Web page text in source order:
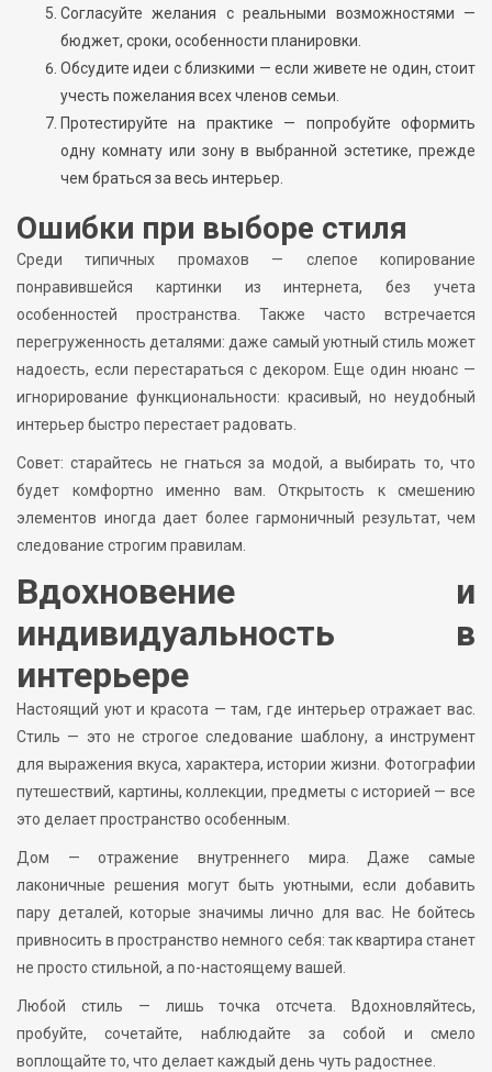
Согласуйте желания с реальными возможностями —
бюджет, сроки, особенности планировки.
Обсудите идеи с близкими — если живете не один, стоит
учесть пожелания всех членов семьи.
Протестируйте на практике — попробуйте оформить
одну комнату или зону в выбранной эстетике, прежде
чем браться за весь интерьер.
Ошибки при выборе стиля
Среди типичных промахов — слепое копирование
понравившейся картинки из интернета, без учета
особенностей пространства. Также часто встречается
перегруженность деталями: даже самый уютный стиль может
надоесть, если перестараться с декором. Еще один нюанс —
игнорирование функциональности: красивый, но неудобный
интерьер быстро перестает радовать.
Совет: старайтесь не гнаться за модой, а выбирать то, что
будет комфортно именно вам. Открытость к смешению
элементов иногда дает более гармоничный результат, чем
следование строгим правилам.
Вдохновение и
индивидуальность в
интерьере
Настоящий уют и красота — там, где интерьер отражает вас.
Стиль — это не строгое следование шаблону, а инструмент
для выражения вкуса, характера, истории жизни. Фотографии
путешествий, картины, коллекции, предметы с историей — все
это делает пространство особенным.
Дом — отражение внутреннего мира. Даже самые
лаконичные решения могут быть уютными, если добавить
пару деталей, которые значимы лично для вас. Не бойтесь
привносить в пространство немного себя: так квартира станет
не просто стильной, а по-настоящему вашей.
Любой стиль — лишь точка отсчета. Вдохновляйтесь,
пробуйте, сочетайте, наблюдайте за собой и смело
воплощайте то, что делает каждый день чуть радостнее.